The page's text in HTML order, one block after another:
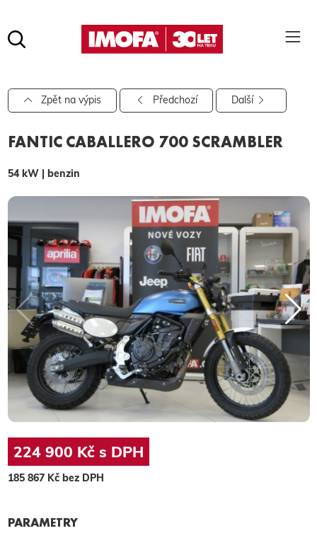
hledat
Pro vyhledávání zadejte alespoň 3 znaky.
Zpět na výpis Předchozí Další
FANTIC CABALLERO 700 SCRAMBLER
54 kW | benzin
224 900 Kč s DPH
185 867 Kč bez DPH
PARAMETRY